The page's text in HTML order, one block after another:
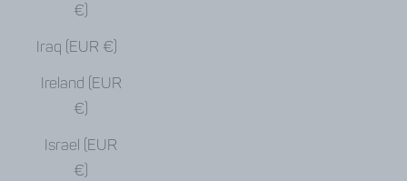
€)
Iraq (EUR €)
Ireland (EUR
€)
Israel (EUR
€)